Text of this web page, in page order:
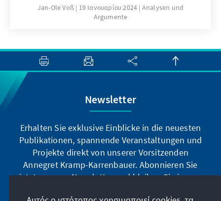
könnte der globale Süden in besonderer
Weise davon profitieren. Für die Entwicklung
erforderlich. Das könnte die Verbreitung von
KI auf dem afrikanischen Kontinent
verlangsamen. Liberale und transparente
Datenpolitik sollte daher eine zentrale Rolle
im dortigen politischen Diskurs spielen.
Jan-Ole Voß 19 Ιανουαρίου 2024 Analysen und
Argumente
Newsletter
Erhalten Sie exklusive Einblicke in die neuesten
Publikationen, spannende Veranstaltungen und
Projekte direkt von unserer Vorsitzenden
Annegret Kramp-Karrenbauer. Abonnieren Sie
jetzt unseren Newsletter und bleiben Sie immer